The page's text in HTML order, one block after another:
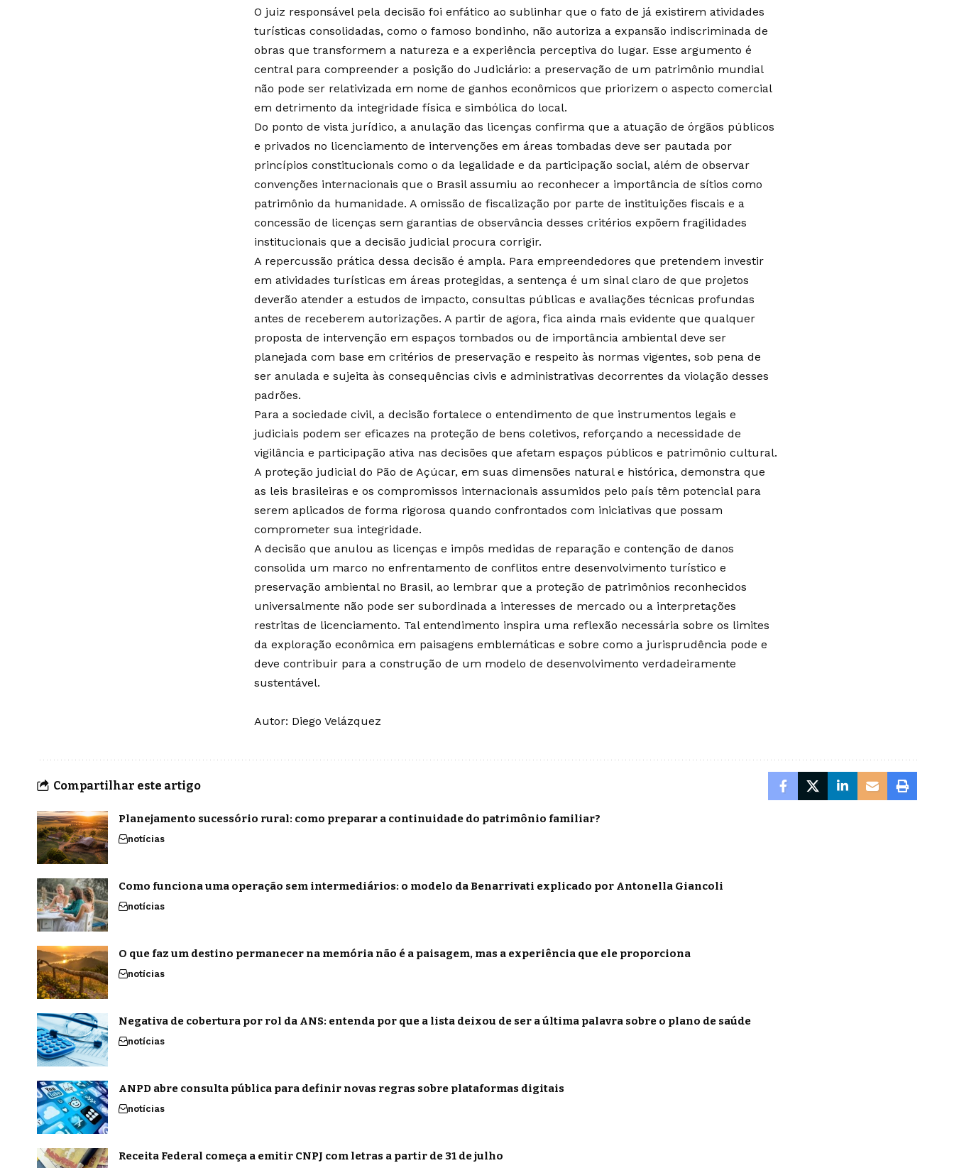
O juiz responsável pela decisão foi enfático ao sublinhar que o fato de já existirem atividades
turísticas consolidadas, como o famoso bondinho, não autoriza a expansão indiscriminada de
obras que transformem a natureza e a experiência perceptiva do lugar. Esse argumento é
central para compreender a posição do Judiciário: a preservação de um patrimônio mundial
não pode ser relativizada em nome de ganhos econômicos que priorizem o aspecto comercial
em detrimento da integridade física e simbólica do local.
Do ponto de vista jurídico, a anulação das licenças confirma que a atuação de órgãos públicos
e privados no licenciamento de intervenções em áreas tombadas deve ser pautada por
princípios constitucionais como o da legalidade e da participação social, além de observar
convenções internacionais que o Brasil assumiu ao reconhecer a importância de sítios como
patrimônio da humanidade. A omissão de fiscalização por parte de instituições fiscais e a
concessão de licenças sem garantias de observância desses critérios expõem fragilidades
institucionais que a decisão judicial procura corrigir.
A repercussão prática dessa decisão é ampla. Para empreendedores que pretendem investir
em atividades turísticas em áreas protegidas, a sentença é um sinal claro de que projetos
deverão atender a estudos de impacto, consultas públicas e avaliações técnicas profundas
antes de receberem autorizações. A partir de agora, fica ainda mais evidente que qualquer
proposta de intervenção em espaços tombados ou de importância ambiental deve ser
planejada com base em critérios de preservação e respeito às normas vigentes, sob pena de
ser anulada e sujeita às consequências civis e administrativas decorrentes da violação desses
padrões.
Para a sociedade civil, a decisão fortalece o entendimento de que instrumentos legais e
judiciais podem ser eficazes na proteção de bens coletivos, reforçando a necessidade de
vigilância e participação ativa nas decisões que afetam espaços públicos e patrimônio cultural.
A proteção judicial do Pão de Açúcar, em suas dimensões natural e histórica, demonstra que
as leis brasileiras e os compromissos internacionais assumidos pelo país têm potencial para
serem aplicados de forma rigorosa quando confrontados com iniciativas que possam
comprometer sua integridade.
A decisão que anulou as licenças e impôs medidas de reparação e contenção de danos
consolida um marco no enfrentamento de conflitos entre desenvolvimento turístico e
preservação ambiental no Brasil, ao lembrar que a proteção de patrimônios reconhecidos
universalmente não pode ser subordinada a interesses de mercado ou a interpretações
restritas de licenciamento. Tal entendimento inspira uma reflexão necessária sobre os limites
da exploração econômica em paisagens emblemáticas e sobre como a jurisprudência pode e
deve contribuir para a construção de um modelo de desenvolvimento verdadeiramente
sustentável.
Autor: Diego Velázquez
Compartilhar este artigo
Planejamento sucessório rural: como preparar a continuidade do patrimônio familiar?
notícias
Como funciona uma operação sem intermediários: o modelo da Benarrivati explicado por Antonella Giancoli
notícias
O que faz um destino permanecer na memória não é a paisagem, mas a experiência que ele proporciona
notícias
Negativa de cobertura por rol da ANS: entenda por que a lista deixou de ser a última palavra sobre o plano de saúde
notícias
ANPD abre consulta pública para definir novas regras sobre plataformas digitais
notícias
Receita Federal começa a emitir CNPJ com letras a partir de 31 de julho